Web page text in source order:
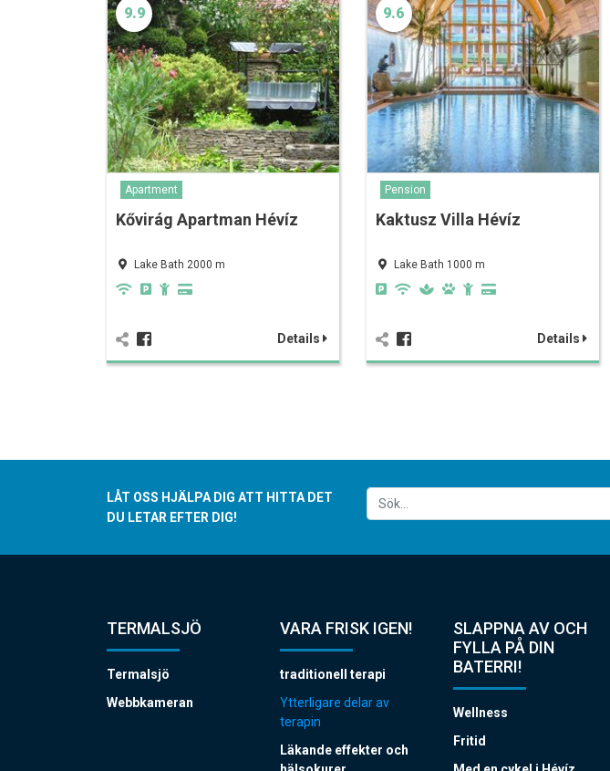
9.9
Apartment
Kővirág Apartman Hévíz
Lake Bath 2000 m
Details
9.6
Pension
Kaktusz Villa Hévíz
Lake Bath 1000 m
Details
LÅT OSS HJÄLPA DIG ATT HITTA DET
DU LETAR EFTER DIG!
TERMALSJÖ
Termalsjö
Webbkameran
VARA FRISK IGEN!
traditionell terapi
Ytterligare delar av
terapin
Läkande effekter och
SLAPPNA AV OCH
FYLLA PÅ DIN
BATERRI!
Wellness
Fritid